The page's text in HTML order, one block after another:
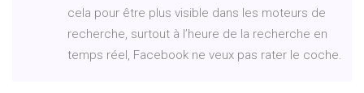
cela pour être plus visible dans les moteurs de
recherche, surtout à l’heure de la recherche en
temps réel, Facebook ne veux pas rater le coche.